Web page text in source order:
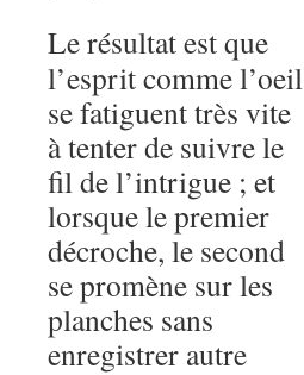
Le résultat est que
l’esprit comme l’oeil
se fatiguent très vite
à tenter de suivre le
fil de l’intrigue ; et
lorsque le premier
décroche, le second
se promène sur les
planches sans
enregistrer autre